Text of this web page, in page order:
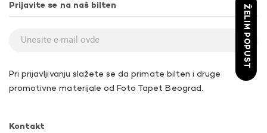
Prijavite se na naš bilten
Pri prijavljivanju slažete se da primate bilten i druge
promotivne materijale od Foto Tapet Beograd.
Kontakt
ŽELIM POPUST